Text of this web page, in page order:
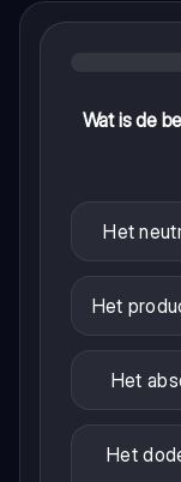
Wat is de
Het
Het
Het
Het